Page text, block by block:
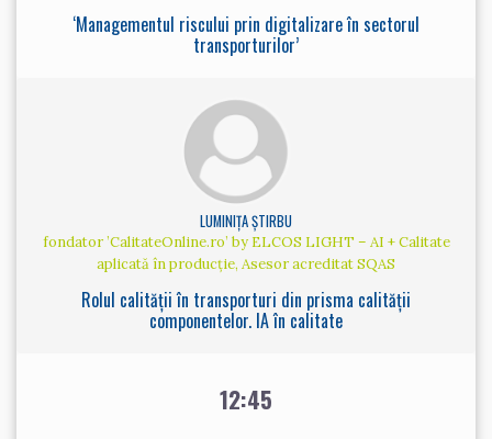
‘Managementul riscului prin digitalizare în sectorul
transporturilor’
LUMINIȚA ȘTIRBU
fondator ’CalitateOnline.ro’ by ELCOS LIGHT – AI + Calitate
aplicată în producție, Asesor acreditat SQAS
Rolul calității în transporturi din prisma calității
componentelor. IA în calitate
12:45